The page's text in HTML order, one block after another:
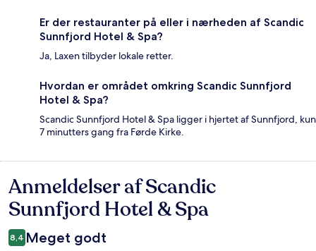
Er der restauranter på eller i nærheden af Scandic
Sunnfjord Hotel & Spa?
Ja, Laxen tilbyder lokale retter.
Hvordan er området omkring Scandic Sunnfjord
Hotel & Spa?
Scandic Sunnfjord Hotel & Spa ligger i hjertet af Sunnfjord, kun
7 minutters gang fra Førde Kirke.
Anmeldelser
Anmeldelser af Scandic
Sunnfjord Hotel & Spa
8,4 Meget godt